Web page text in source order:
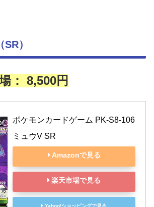
）
： 8,500円
ポケモンカードゲーム PK-S8-106
ミュウV SR
Amazonで見る
楽天市場で見る
Yahoo!ショッピングで見る